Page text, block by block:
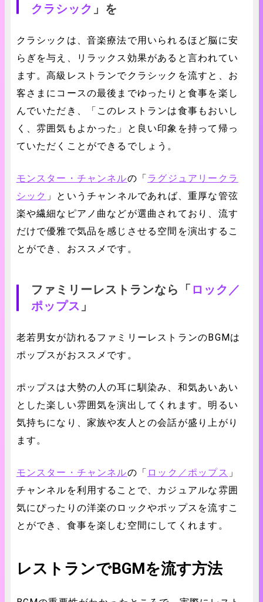
クラシック 」を
クラシックは、音楽療法で用いられるほど脳に安
らぎを与え、リラックス効果があると言われてい
ます。高級レストランでクラシックを流すと、お
客さまにコースの最後までゆったりと食事を楽し
んでいただき、「このレストランは食事もおいし
く、雰囲気もよかった」と良い印象を持って帰っ
ていただくことができるでしょう。
モンスター・チャンネルの「ラグジュアリークラ
シック 」というチャンネルであれば、重厚な管弦
楽や繊細なピアノ曲などが選曲されており、流す
だけで優雅で気品を感じさせる空間を演出するこ
とができ、おススメです。
ファミリーレストランなら「 ロック／
ポップス 」
老若男女が訪れるファミリーレストランのBGMは
ポップスがおススメです。
ポップスは大勢の人の耳に馴染み、和気あいあい
とした楽しい雰囲気を演出してくれます。明るい
気持ちになり、家族や友人との会話が盛り上がり
ます。
モンスター・チャンネルの「 ロック／ポップス 」
チャンネルを利用することで、カジュアルな雰囲
気にぴったりの洋楽のロックやポップスを流すこ
とができ、食事を楽しむ空間にしてくれます。
レストランでBGMを流す方法